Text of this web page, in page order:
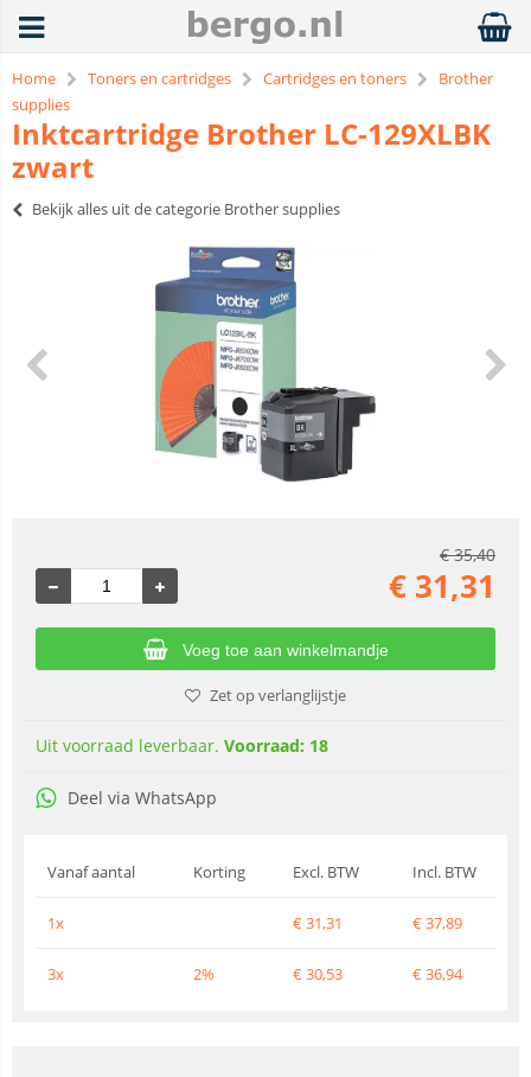
Home Toners en cartridges Cartridges en toners
Brother
supplies
Inktcartridge Brother LC-129XLBK
zwart
Bekijk alles uit de categorie Brother supplies
€35,40
€ 31,31
Voeg toe aan winkelmandje
Zet op verlanglijstje
Uit voorraad leverbaar. Voorraad: 18
Deel via WhatsApp
Vanaf aantal Korting Excl. BTW Incl. BTW
1x €31,31 €37,89
3x 2% €30,53 €36,94